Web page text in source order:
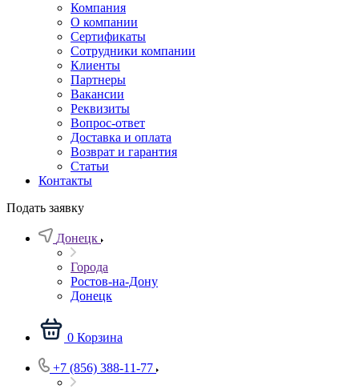
Компания
О компании
Сертификаты
Сотрудники компании
Клиенты
Партнеры
Вакансии
Реквизиты
Вопрос-ответ
Доставка и оплата
Возврат и гарантия
Статьи
Контакты
Подать заявку
Донецк
Города
Ростов-на-Дону
Донецк
0 Корзина
+7 (856) 388-11-77